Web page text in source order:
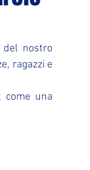
nostro
ragazzi e
come una